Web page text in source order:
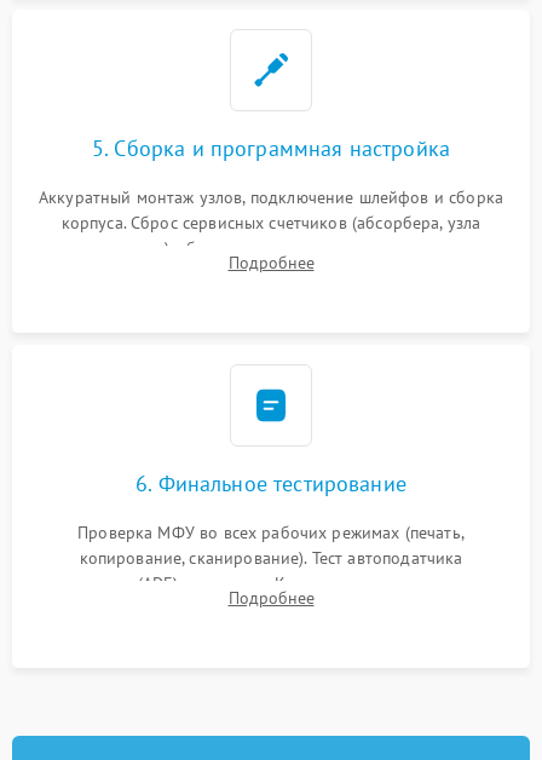
5. Сборка и программная настройка
Аккуратный монтаж узлов, подключение шлейфов и сборка
корпуса. Сброс сервисных счетчиков (абсорбера, узла
закрепления), обновление прошивки и программная
калибровка цветопередачи и позиционирования сканера.
Подробнее
6. Финальное тестирование
Проверка МФУ во всех рабочих режимах (печать,
копирование, сканирование). Тест автоподатчика
документов (ADF) и дуплекса. Контроль качества отпечатка
на отсутствие серого фона, полос и надежность запекания
Подробнее